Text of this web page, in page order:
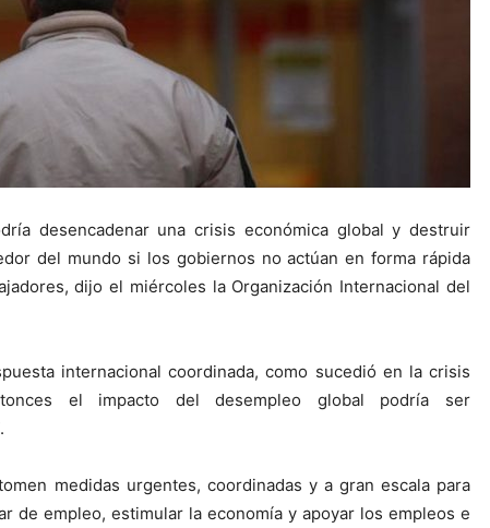
desencadenar una crisis económica global y destruir
del mundo si los gobiernos no actúan en forma rápida
dijo el miércoles la Organización Internacional del
internacional coordinada, como sucedió en la crisis
el impacto del desempleo global podría ser
medidas urgentes, coordinadas y a gran escala para
de empleo, estimular la economía y apoyar los empleos e